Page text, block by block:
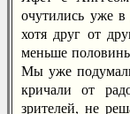
очутились уже
хотя друг от
меньше
Мы уже
кричали от
зрителей, не